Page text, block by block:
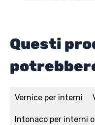
Questi
Vernice per interni
Intonaco per interni